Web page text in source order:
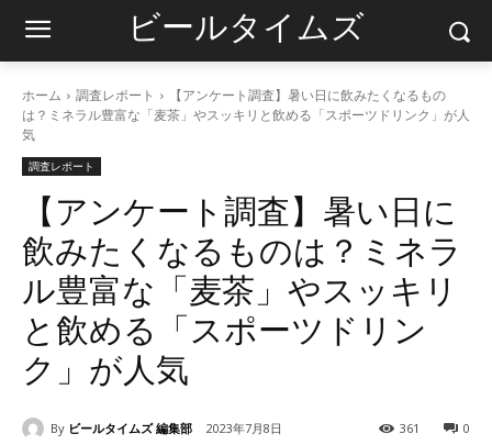
ビールタイムズ
ホーム 調査レポート
【アンケート調査】暑い日に飲みたくなるもの
は？ミネラル豊富な「麦茶」やスッキリと飲める「スポーツドリンク」が人
気
調査レポート
【アンケート調査】暑い日に
飲みたくなるものは？ミネラ
ル豊富な「麦茶」やスッキリ
と飲める「スポーツドリン
ク」が人気
By ビールタイムズ 編集部 2023年7月8日 0
361